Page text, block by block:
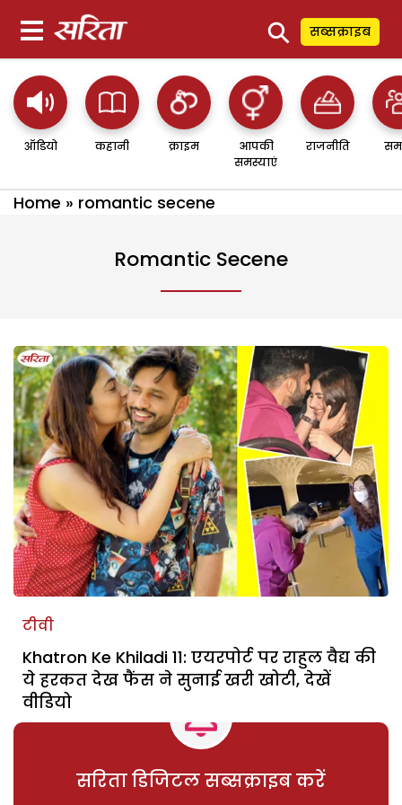
⚲ सब्सक्राइब
ऑडियो कहानी क्राइम
आपकी
समस्याएं
राजनीति
Home » romantic secene
Romantic Secene
टीवी
Khatron Ke Khiladi 11: एयरपोर्ट पर राहुल वैद्य की
ये हरकत देख फैंस ने सुनाई खरी खोटी, देखें
वीडियो
सरिता डिजिटल सब्सक्राइब करें